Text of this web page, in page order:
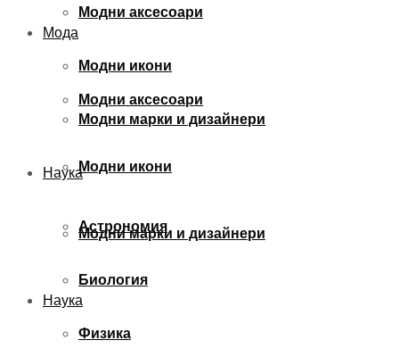
Мода
Модни аксесоари
Модни икони
Модни марки и дизайнери
Наука
Модни аксесоари
Модни икони
Модни марки и дизайнери
Наука
Астрономия
Биология
Физика